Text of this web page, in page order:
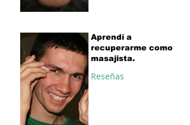
Aprendí a
recuperarme como
masajista.
Reseñas